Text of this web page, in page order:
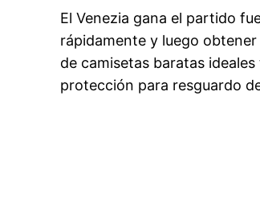
El Venezia gana el partido
rápidamente y luego
de camisetas baratas
protección para resguardo